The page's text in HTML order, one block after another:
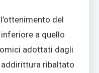
del
a quello
adottati dagli
ribaltato